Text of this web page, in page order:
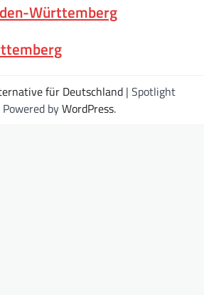
Württemberg
für Deutschland | Spotlight
Powered byWordPress.